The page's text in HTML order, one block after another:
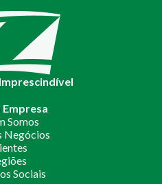
Empresa
Somos
Negócios
Sociais